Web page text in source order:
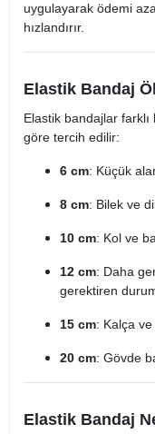
uygulayarak ödemi
hızlandırır.
Elastik Bandaj
Elastik bandajlar
göre tercih edilir:
6 cm: Küçük
8 cm: Bilek ve
10 cm: Kol ve
12 cm: Daha
gerektiren
15 cm: Kalça
20 cm: Gövde
Elastik Bandaj